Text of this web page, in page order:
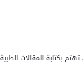
بكتابة المقالات الطبية